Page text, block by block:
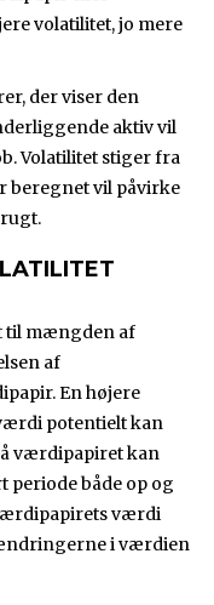
volatilitet, jo mere
der viser den
aktiv vil
Volatilitet stiger fra
beregnet vil påvirke
til mængden af
af
En højere
potentielt kan
værdipapiret kan
periode både op og
værdi
i værdien